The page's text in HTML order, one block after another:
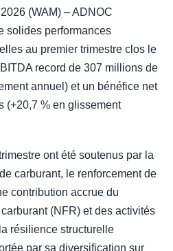
(WAM) – ADNOC
solides performances
au premier trimestre clos le
record de 307 millions de
annuel) et un bénéfice net
(+20,7 % en glissement
ont été soutenus par la
carburant, le renforcement de
contribution accrue du
(NFR) et des activités
résilience structurelle
par sa diversification sur